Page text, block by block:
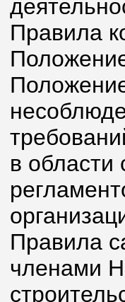
Правила
в области
Правила
членами